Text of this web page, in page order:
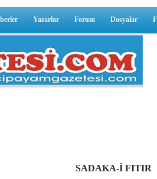
Yazarlar Forum Dosyalar
SADAKA-İ FITIR